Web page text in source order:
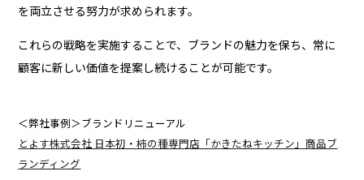
を両立させる努力が求められます。
これらの戦略を実施することで、ブランドの魅力を保ち、常に
顧客に新しい価値を提案し続けることが可能です。
＜弊社事例＞ブランドリニューアル
とよす株式会社 日本初・柿の種専門店「かきたねキッチン」商品ブ
ランディング